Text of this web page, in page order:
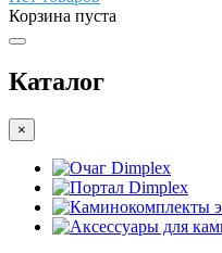
Корзина пуста
Каталог
×
Очаг Dimplex
Портал Dimplex
Каминокомплекты
Аксессуары для